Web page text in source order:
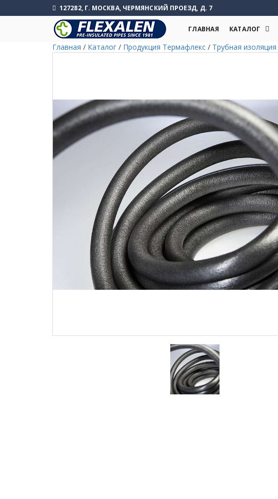
127282, Г. МОСКВА, ЧЕРМЯНСКИЙ ПРОЕЗД, Д. 7
ГЛАВНАЯ КАТАЛОГ
Главная / Каталог / Продукция Термафлекс / Трубная изоляция